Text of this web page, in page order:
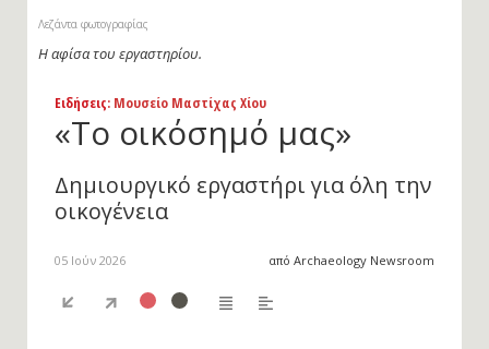
Λεζάντα φωτογραφίας
Η αφίσα του εργαστηρίου.
Ειδήσεις: Μουσείο Μαστίχας Χίου
«Το οικόσημό μας»
Δημιουργικό εργαστήρι για όλη την
οικογένεια
05 Ιούν 2026 από Archaeology Newsroom